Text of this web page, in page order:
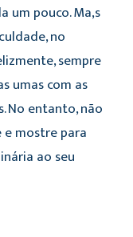
um pouco. Ma,s
no
sempre
umas com as
No entanto, não
e mostre para
ao seu